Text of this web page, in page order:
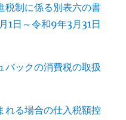
税制に係る別表六の書
1日～令和9年3月31日
バックの消費税の取扱
れる場合の仕入税額控